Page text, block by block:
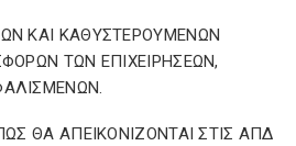
ΚΑΙ ΚΑΘΥΣΤΕΡΟΥΜΕΝΩΝ
ΤΩΝ ΕΠΙΧΕΙΡΗΣΕΩΝ,
ΘΑ ΑΠΕΙΚΟΝΙΖΟΝΤΑΙ ΣΤΙΣ ΑΠΔ